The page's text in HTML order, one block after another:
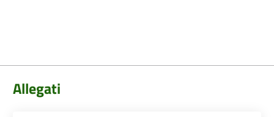
Allegati